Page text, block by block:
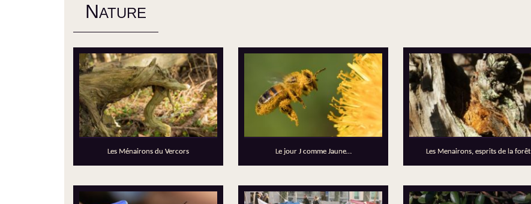
NATURE
Les Ménairons du Vercors Le jour J comme Jaune… Les Menairons, esprits de la forêt